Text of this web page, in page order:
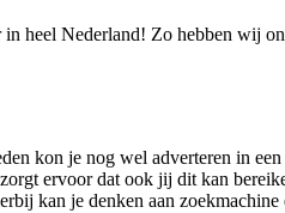
heel Nederland! Zo hebben wij
kon je nog wel adverteren in
ervoor dat ook jij dit kan
kan je denken aan